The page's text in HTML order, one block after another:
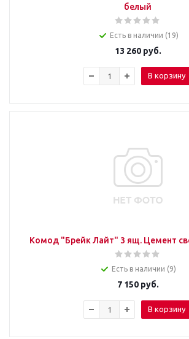
белый
Есть в наличии (19)
13 260руб.
В корзину
Комод "Брейк Лайт" 3 ящ. Цемент
Есть в наличии (9)
7 150руб.
В корзину